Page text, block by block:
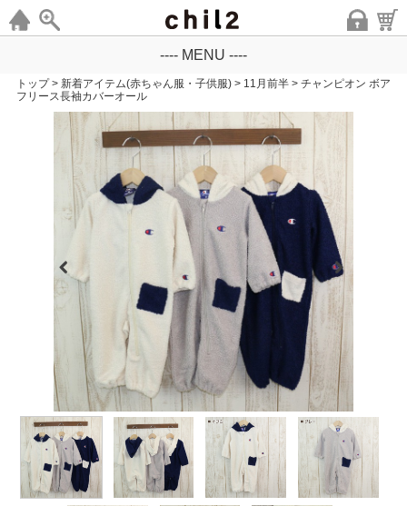
---- MENU ----
トップ > 新着アイテム(赤ちゃん服・子供服) > 11月前半 > チャンピオン ボア
フリース長袖カバーオール